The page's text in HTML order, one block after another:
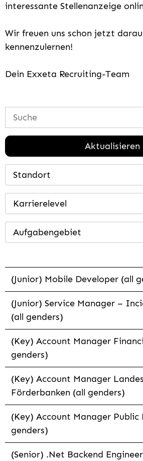
interessante Stellenanzeige
Wir freuen uns schon jetzt
kennenzulernen!
Dein Exxeta Recruiting-Team
Aktualisieren
Standort
Karrierelevel
Aufgabengebiet
(Junior) Mobile Developer (all
(Junior) Service Manager –
(all genders)
(Key) Account Manager
genders)
(Key) Account Manager
Förderbanken (all genders)
(Key) Account Manager Public
genders)
(Senior) .Net Backend